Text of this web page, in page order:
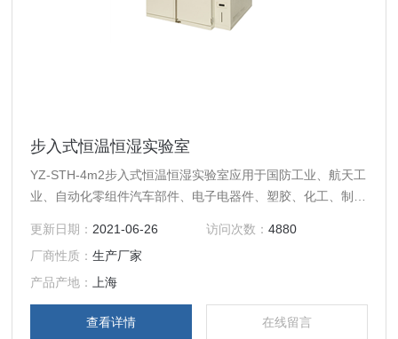
步入式恒温恒湿实验室
YZ-STH-4m2步入式恒温恒湿实验室应用于国防工业、航天工
业、自动化零组件汽车部件、电子电器件、塑胶、化工、制药
零件，半成品，成品之大型温湿度测试环境空间，适合于测试
产品量多、体积大之试验设备如：电脑终端机、汽车零件。
更新日期： 2021-06-26 访问次数： 4880
厂商性质：生产厂家
产品产地：
上海
查看详情 在线留言